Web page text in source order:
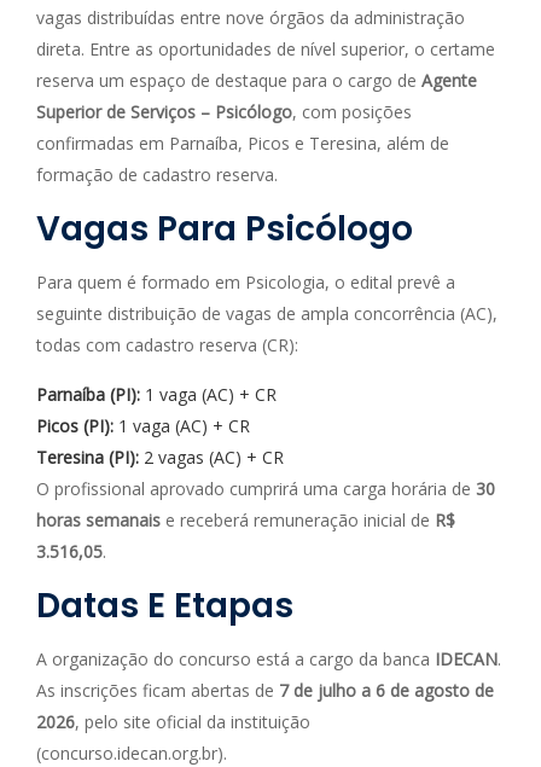
vagas distribuídas entre nove órgãos da administração
direta. Entre as oportunidades de nível superior, o certame
reserva um espaço de destaque para o cargo de Agente
Superior de Serviços – Psicólogo, com posições
confirmadas em Parnaíba, Picos e Teresina, além de
formação de cadastro reserva.
Vagas Para Psicólogo
Para quem é formado em Psicologia, o edital prevê a
seguinte distribuição de vagas de ampla concorrência (AC),
todas com cadastro reserva (CR):
Parnaíba (PI): 1 vaga (AC) + CR
Picos (PI): 1 vaga (AC) + CR
Teresina (PI): 2 vagas (AC) + CR
O profissional aprovado cumprirá uma carga horária de 30
horas semanais e receberá remuneração inicial de R$
3.516,05.
Datas E Etapas
A organização do concurso está a cargo da banca IDECAN.
As inscrições ficam abertas de 7 de julho a 6 de agosto de
2026, pelo site oficial da instituição
(concurso.idecan.org.br).